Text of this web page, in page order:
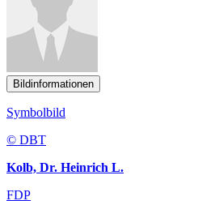
Bildinformationen
Symbolbild
© DBT
Kolb, Dr. Heinrich L.
FDP